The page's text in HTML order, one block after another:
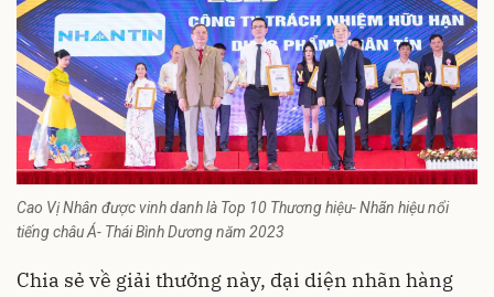
Cao Vị Nhân được vinh danh là Top 10 Thương hiệu- Nhãn hiệu nổi
tiếng châu Á- Thái Bình Dương năm 2023
Chia sẻ về giải thưởng này, đại diện nhãn hàng